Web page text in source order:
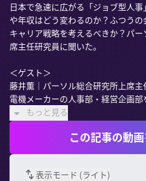
日本で急速に広がる「ジョブ型人
や年収はどう変わるのか？ふつう
キャリア戦略を考えるべきか？パ
席主任研究員に聞いた。
＜ゲスト＞
藤井薫｜パーソル総合研究所上席主
電機メーカーの人事部・経営企画
もっと見る
この記事の動
表示モード (ライト)